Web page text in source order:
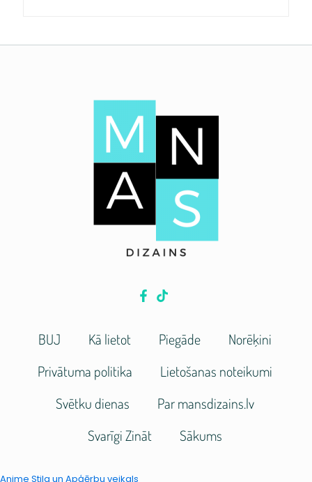
BUJ Kā lietot Piegāde
Norēķini
Privātuma politika
Lietošanas noteikumi
Svētku dienas
Par mansdizains.lv
Svarīgi Zināt
Sākums
Anime Stila un Apģērbu veikals